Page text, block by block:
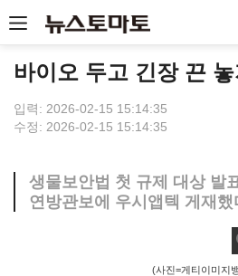
바이오 두고 긴장 끈
입력: 2026-02-15 15:14:35
수정: 2026-02-15 15:14:35
생물보안법 첫 규제 대상 발
연방관보에 우시앱텍 게재했
(사진=게티이미지